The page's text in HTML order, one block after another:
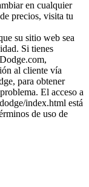
en cualquier
precios, visita tu
su sitio web sea
Si tienes
al cliente vía
para obtener
El acceso a
index.html está
de uso de